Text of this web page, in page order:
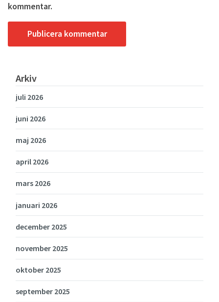
kommentar.
Arkiv
juli 2026
juni 2026
maj 2026
april 2026
mars 2026
januari 2026
december 2025
november 2025
oktober 2025
september 2025